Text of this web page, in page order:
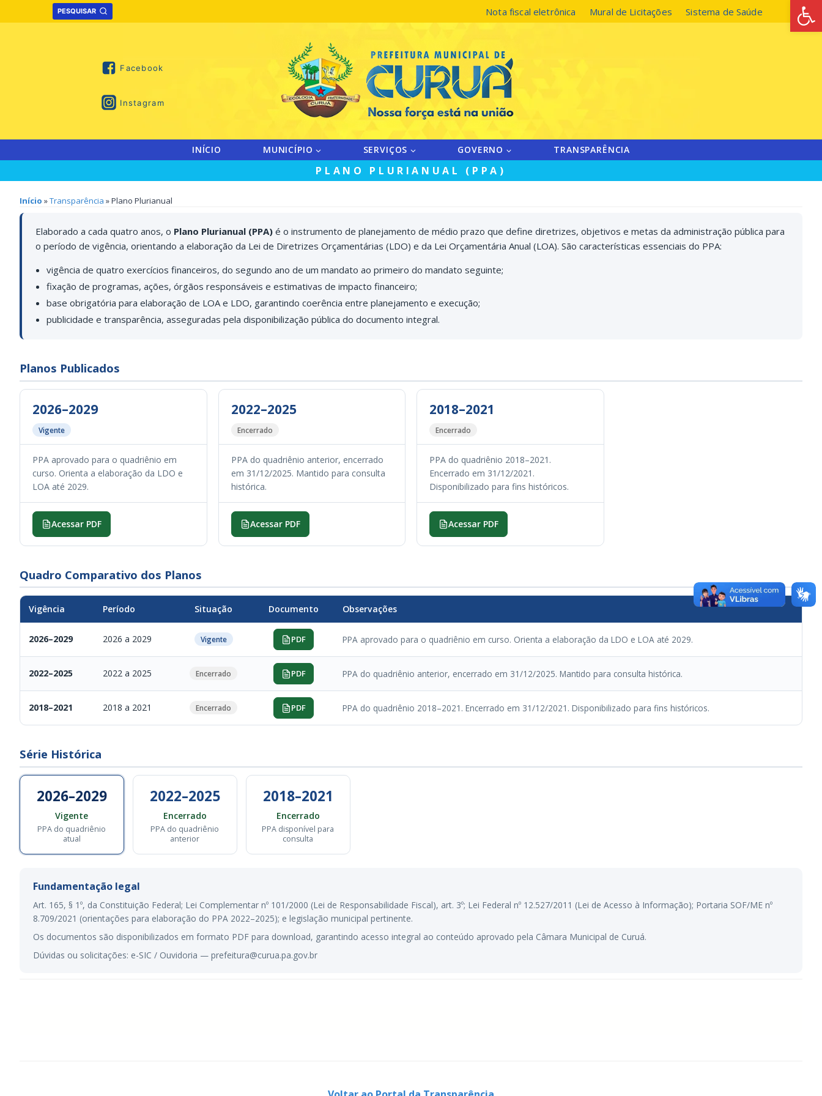
to
PESQUISAR Nota fiscal eletrônica Mural de Licitações Sistema de Saúde
Facebook
Instagram
INÍCIO MUNICÍPIO SERVIÇOS GOVERNO TRANSPARÊNCIA
PLANO PLURIANUAL (PPA)
Início »Transparência » Plano Plurianual
Elaborado a cada quatro anos, o Plano Plurianual (PPA) é o instrumento de planejamento de médio prazo que define diretrizes, objetivos e metas da administração pública para
o período de vigência, orientando a elaboração da Lei de Diretrizes Orçamentárias (LDO) e da Lei Orçamentária Anual (LOA). São características essenciais do PPA:
vigência de quatro exercícios financeiros, do segundo ano de um mandato ao primeiro do mandato seguinte;
fixação de programas, ações, órgãos responsáveis e estimativas de impacto financeiro;
base obrigatória para elaboração de LOA e LDO, garantindo coerência entre planejamento e execução;
publicidade e transparência, asseguradas pela disponibilização pública do documento integral.
Planos Publicados
2026–2029
Vigente
PPA aprovado para o quadriênio em
curso. Orienta a elaboração da LDO e
LOA até 2029.
Acessar PDF
2022–2025
Encerrado
PPA do quadriênio anterior, encerrado
em 31/12/2025. Mantido para consulta
histórica.
Acessar PDF
2018–2021
Encerrado
PPA do quadriênio 2018–2021.
Encerrado em 31/12/2021.
Disponibilizado para fins históricos.
Acessar PDF
Quadro Comparativo dos Planos
Vigência Período Situação Documento Observações
2026–2029 2026 a 2029 Vigente PDF PPA aprovado para o quadriênio em curso. Orienta a elaboração da LDO e LOA até 2029.
2022–2025 2022 a 2025 Encerrado PDF PPA do quadriênio anterior, encerrado em 31/12/2025. Mantido para consulta histórica.
2018–2021 2018 a 2021 Encerrado PDF PPA do quadriênio 2018–2021. Encerrado em 31/12/2021. Disponibilizado para fins históricos.
Série Histórica
2026–2029
Vigente
PPA do quadriênio
atual
2022–2025
Encerrado
PPA do quadriênio
anterior
2018–2021
Encerrado
PPA disponível para
consulta
Fundamentação legal
Art. 165, § 1º, da Constituição Federal; Lei Complementar nº 101/2000 (Lei de Responsabilidade Fiscal), art. 3º; Lei Federal nº 12.527/2011 (Lei de Acesso à Informação); Portaria SOF/ME nº
8.709/2021 (orientações para elaboração do PPA 2022–2025); e legislação municipal pertinente.
Os documentos são disponibilizados em formato PDF para download, garantindo acesso integral ao conteúdo aprovado pela Câmara Municipal de Curuá.
Dúvidas ou solicitações: e-SIC / Ouvidoria — prefeitura@curua.pa.gov.br